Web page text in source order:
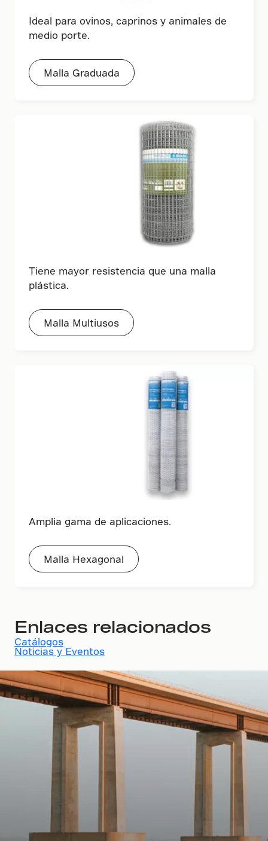
Ideal para ovinos, caprinos y animales de
medio porte.
Malla Graduada
Tiene mayor resistencia que una malla
plástica.
Malla Multiusos
Amplia gama de aplicaciones.
Malla Hexagonal
Enlaces relacionados
Catálogos
Noticias y Eventos